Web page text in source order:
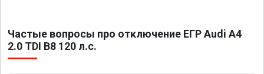
Частые вопросы про отключение ЕГР Audi A4
2.0 TDI B8 120 л.с.